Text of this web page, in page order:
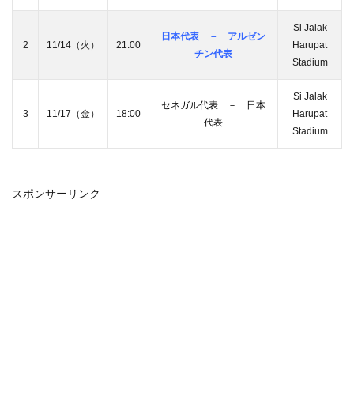
2 11/14（火） 21:00
日本代表 － アルゼン
チン代表
Si Jalak
Harupat
Stadium
3 11/17（金） 18:00
セネガル代表 － 日本
代表
Si Jalak
Harupat
Stadium
スポンサーリンク